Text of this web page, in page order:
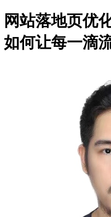
网站落地页优
如何让每一滴